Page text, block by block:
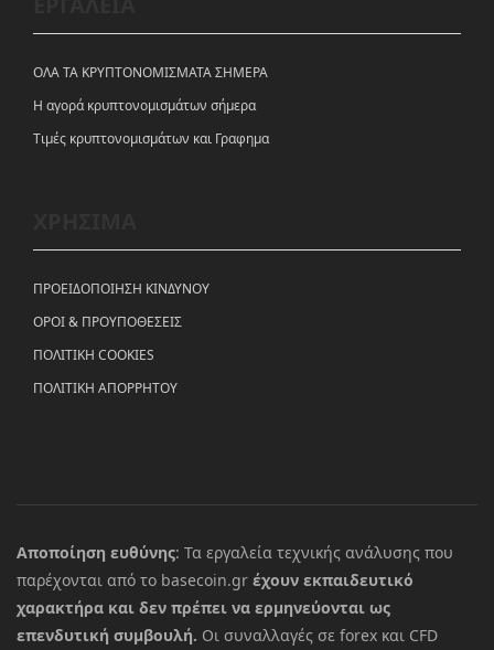
ΟΛΑ ΤΑ ΚΡΥΠΤΟΝΟΜΙΣΜΑΤΑ ΣΗΜΕΡΑ
Η αγορά κρυπτονομισμάτων σήμερα
Tιμές κρυπτονομισμάτων και Γραφημα
ΠΡΟΕΙΔΟΠΟΙΗΣΗ ΚΙΝΔΥΝΟΥ
ΟΡΟΙ & ΠΡΟΥΠΟΘΕΣΕΙΣ
ΠΟΛΙΤΙΚΗ COOKIES
ΠΟΛΙΤΙΚΗ ΑΠΟΡΡΗΤΟΥ
Αποποίηση ευθύνης: Τα εργαλεία τεχνικής ανάλυσης που
παρέχονται από το basecoin.gr έχουν εκπαιδευτικό
χαρακτήρα και δεν πρέπει να ερμηνεύονται ως
επενδυτική συμβουλή. Οι συναλλαγές σε forex και CFD